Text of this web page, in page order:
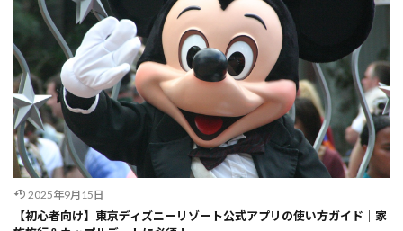
2025年9月15日
【初心者向け】東京ディズニーリゾート公式アプリの使い方ガイド｜家